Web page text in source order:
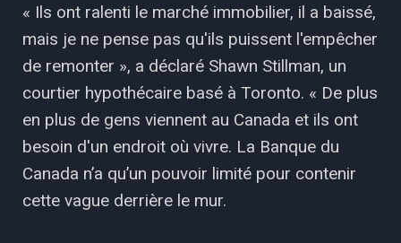
« Ils ont ralenti le marché immobilier, il a baissé,
mais je ne pense pas qu'ils puissent l'empêcher
de remonter », a déclaré Shawn Stillman, un
courtier hypothécaire basé à Toronto. « De plus
en plus de gens viennent au Canada et ils ont
besoin d'un endroit où vivre. La Banque du
Canada n’a qu’un pouvoir limité pour contenir
cette vague derrière le mur.